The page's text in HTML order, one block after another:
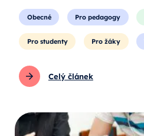
Obecné Pro pedagogy
Pro studenty Pro žáky
Celý článek